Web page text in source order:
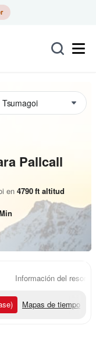
Pallcall
en 4790ft altitud
Información del resort
Mapas de tiempo